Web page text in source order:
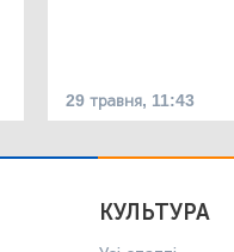
29 травня, 11:43
КУЛЬТУРА